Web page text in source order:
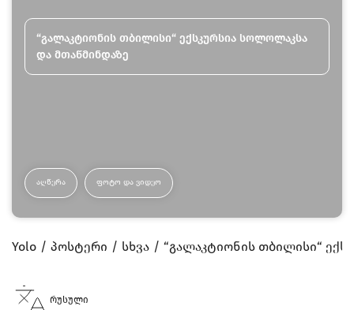
“გალაკტიონის თბილისი“ ექსკურსია სოლოლაკსა
და მთაწმინდაზე
ᲐᲦᲬᲔᲠᲐ ᲤᲝᲢᲝ ᲓᲐ ᲕᲘᲓᲔᲝ
Yolo პოსტერი სხვა “გალაკტიონის თბილისი“
რუსული